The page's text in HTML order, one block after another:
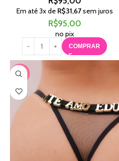
Em até3x de R$31,67sem juros
R$95,00
no pix
COMPRAR
-56%